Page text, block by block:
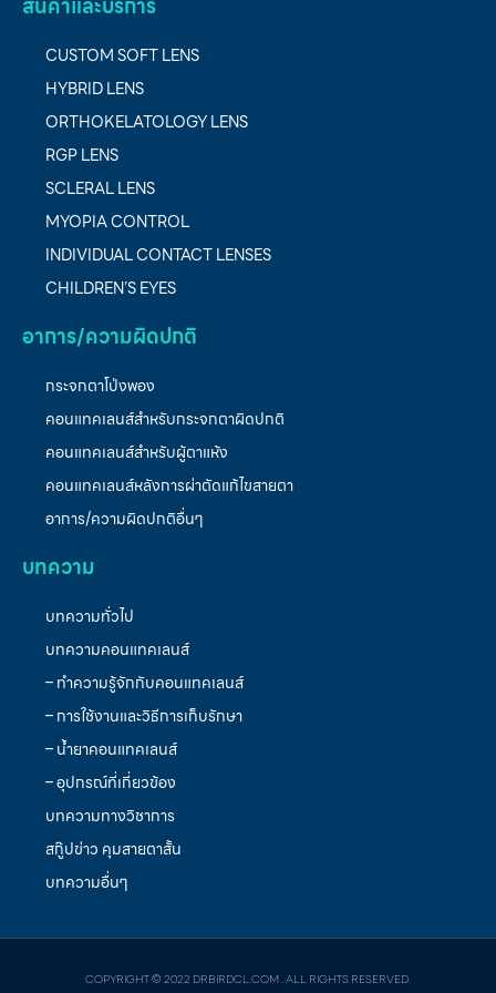
CUSTOM SOFT LENS
HYBRID LENS
ORTHOKELATOLOGY LENS
RGP LENS
SCLERAL LENS
MYOPIA CONTROL
INDIVIDUAL CONTACT LENSES
CHILDREN’S EYES
อาการ/ความผิดปกติ
กระจกตาโป่งพอง
คอนแทคเลนส์สำหรับกระจกตาผิดปกติ
คอนแทคเลนส์สำหรับผู้ตาแห้ง
คอนแทคเลนส์หลังการผ่าตัดแก้ไขสายตา
อาการ/ความผิดปกติอื่นๆ
บทความ
บทความทั่วไป
บทความคอนแทคเลนส์
– ทำความรู้จักกับคอนแทคเลนส์
– การใช้งานและวิธีการเก็บรักษา
– น้ำยาคอนแทคเลนส์
– อุปกรณ์ที่เกี่ยวข้อง
บทความทางวิชาการ
สกู๊ปข่าว คุมสายตาสั้น
บทความอื่นๆ
COPYRIGHT © 2022 DRBIRDCL.COM . ALL RIGHTS RESERVED.